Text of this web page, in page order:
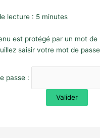
lecture : 5 minutes
est protégé par un mot de
saisir votre mot de
passe :